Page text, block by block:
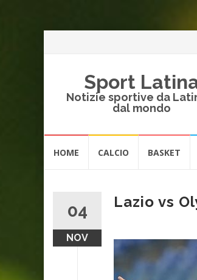
Sport
Notizie sportive da
dal mondo
HOME CALCIO BASKET
04
NOV
Lazio vs